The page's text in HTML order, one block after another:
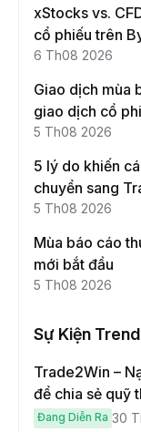
xStocks vs.
cổ phiếu trên
6 Th08 2026
Giao dịch mùa
giao dịch cổ
5 Th08 2026
5 lý do khiến
chuyển sang
5 Th08 2026
Mùa báo cáo
mới bắt đầu
5 Th08 2026
Sự Kiện
Trade2Win –
để chia sẻ quỹ
USDT
Đang Diễn Ra 30